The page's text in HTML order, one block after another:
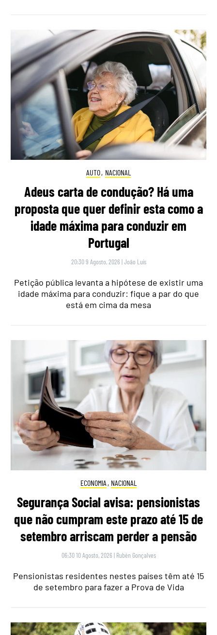
AUTO, NACIONAL
Adeus carta de condução? Há uma
proposta que quer definir esta como a
idade máxima para conduzir em
Portugal
20:30 9 Agosto, 2026 |João Luís
Petição pública levanta a hipótese de existir uma
idade máxima para conduzir: fique a par do que
está em cima da mesa
ECONOMIA , NACIONAL
Segurança Social avisa: pensionistas
que não cumpram este prazo até 15 de
setembro arriscam perder a pensão
06:30 10 Agosto, 2026 | Rubén Gonçalves
Pensionistas residentes nestes países têm até 15
de setembro para fazer a Prova de Vida